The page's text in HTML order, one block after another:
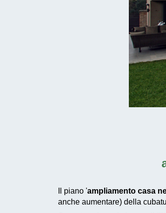
Il piano 'ampliamento casa
anche aumentare) della